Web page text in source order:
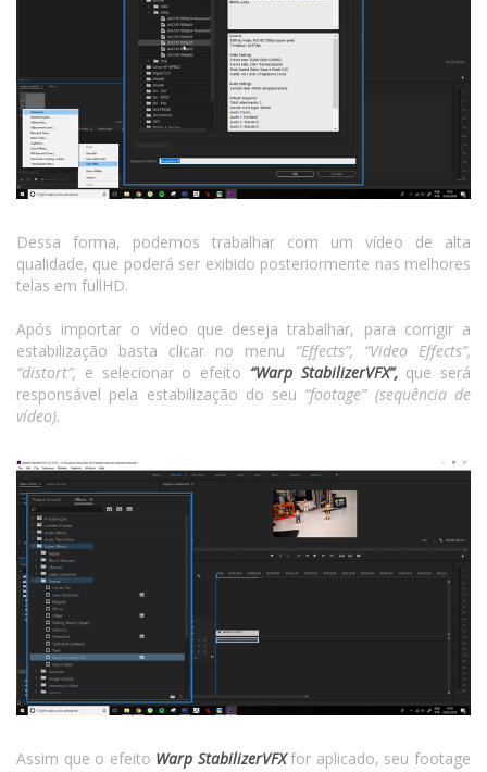
Dessa forma, podemos trabalhar com um vídeo de alta
qualidade, que poderá ser exibido posteriormente nas melhores
telas em fullHD.
Após importar o vídeo que deseja trabalhar, para corrigir a
estabilização basta clicar no menu “Effects”, “Video Effects”,
“distort”, e selecionar o efeito “Warp StabilizerVFX”,que será
responsável pela estabilização do seu “footage” (sequência de
vídeo).
Assim que o efeito Warp StabilizerVFXfor aplicado, seu footage